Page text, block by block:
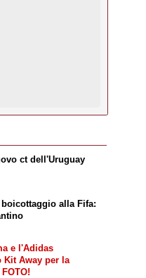
ct dell'Uruguay
alla Fifa:
e l'Adidas
Kit Away per la